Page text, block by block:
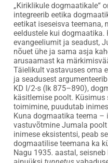
„Kiriklikule dogmaatikale“
integreerib eetika
eetikat iseseisva teemana,
eeldustele kui dogmaatika.
evangeeliumit ja seadust,
nõuet ühe ja sama asja
arusaamast ka
Täielikult vastavuses oma
ja seadusest
KD I/2-s (lk 875–890),
käsitlemise poolt. Küsimus
toimimine, puudutab
Kuna dogmaatika teema –
vastuvõtmine Jumala
inimese eksistentsi, peab
dogmaatilise teemana ka
Nagu 1935. aastal,